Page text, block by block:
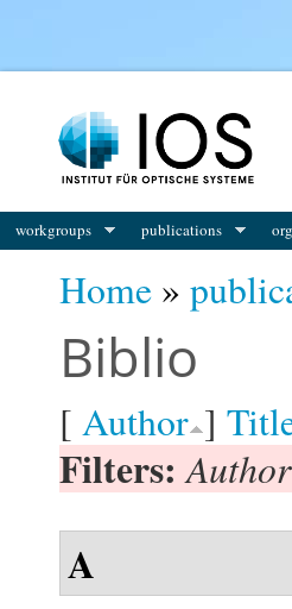
workgroups publications
Home »
Biblio
[ Author ]
Filters:Author
A